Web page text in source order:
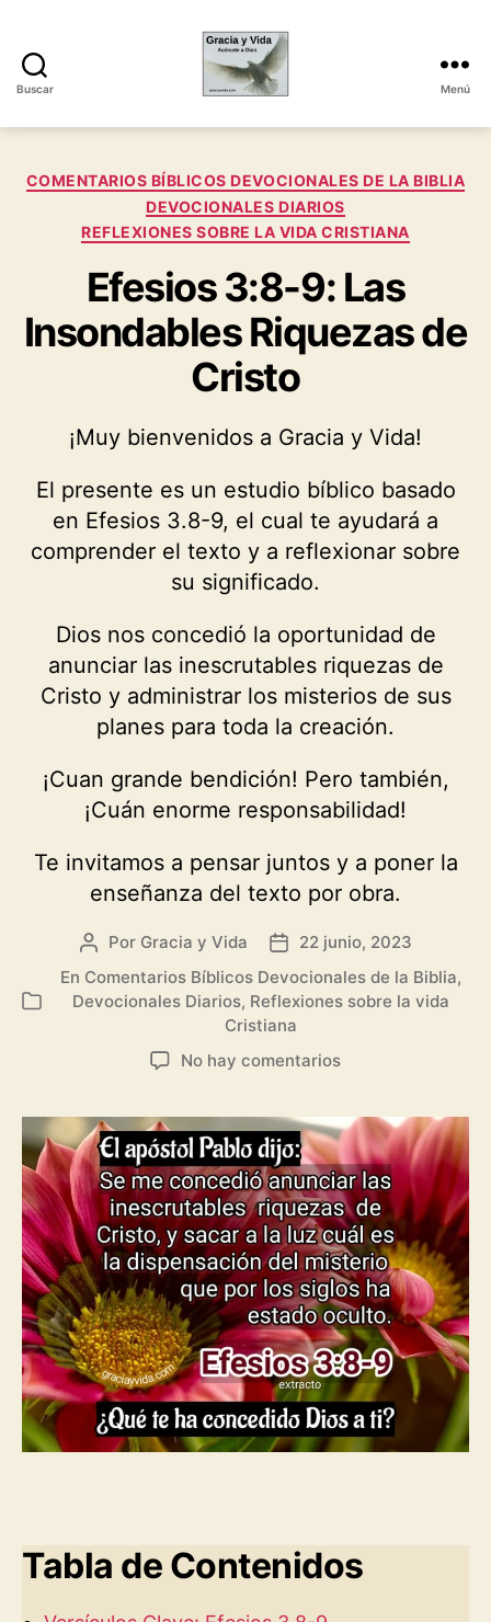
Buscar
y
Menú
Categorías
COMENTARIOS BÍBLICOS DEVOCIONALES DE LA BIBLIA
DEVOCIONALES DIARIOS
REFLEXIONES SOBRE LA VIDA CRISTIANA
Efesios 3:8-9: Las
Insondables Riquezas de
Cristo
¡Muy bienvenidos a Gracia y Vida!
El presente es un estudio bíblico basado
en Efesios 3.8-9, el cual te ayudará a
comprender el texto y a reflexionar sobre
su significado.
Dios nos concedió la oportunidad de
anunciar las inescrutables riquezas de
Cristo y administrar los misterios de sus
planes para toda la creación.
¡Cuan grande bendición! Pero también,
¡Cuán enorme responsabilidad!
Te invitamos a pensar juntos y a poner la
enseñanza del texto por obra.
Autor
de
Por Gracia y Vida
Fecha
la
22 junio, 2023
Categorías
En Comentarios Bíblicos Devocionales de la Biblia,
Devocionales Diarios, Reflexiones sobre la vida
Cristiana
No hay comentariosen
9:
Las
Insondables
Riquezas
de
Cristo
Tabla de Contenidos